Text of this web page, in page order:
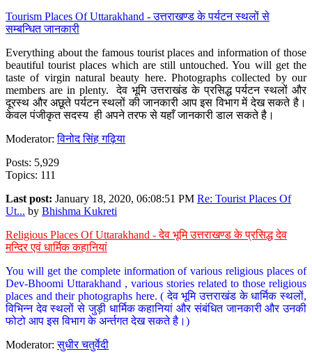
Tourism Places Of Uttarakhand - उत्तराखण्ड के पर्यटन स्थलों से
सम्बन्धित जानकारी
Everything about the famous tourist places and information of those
beautiful tourist places which are still untouched. You will get the
taste of virgin natural beauty here. Photographs collected by our
members are in plenty. देव भूमि उत्तराखंड के प्रसिद्ध पर्यटन स्थलों और
दूरस्थ और अछूते पर्यटन स्थलों की जानकारी आप इस विभाग में देख सकते है।
केवल पंजीकृत सदस्य ही अपने तरफ से यहाँ जानकारी डाल सकते है।
Moderator:विनोद सिंह गढ़िया
Posts: 5,929
Topics: 111
Last post: January 18, 2020, 06:08:51 PM Re: Tourist Places Of
Ut... by Bhishma Kukreti
Religious Places Of Uttarakhand - देव भूमि उत्तराखण्ड के प्रसिद्ध देव
मन्दिर एवं धार्मिक कहानियां
You will get the complete information of various religious places of
Dev-Bhoomi Uttarakhand , various stories related to those religious
places and their photographs here. ( देव भूमि उत्तराखंड के धार्मिक स्थलों,
विभिन्न देव स्थलों से जुड़ी धार्मिक कहानियां और संबंधित जानकारी और उनकी
फोटो आप इस विभाग के अर्न्तगत देख सकते है।)
Moderator:सुधीर चतुर्वेदी